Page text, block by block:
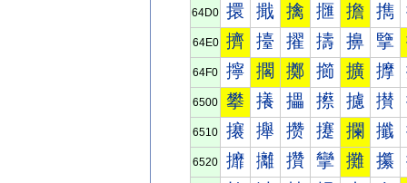
64D0 擐 擑 擒 擓 擔 擕
64E0 擠 擡 擢 擣 擤 擥
64F0 擰 擱 擲 擳 擴 擵
6500 攀 攁 攂 攃 攄 攅
6510 攐 攑 攒 攓 攔 攕
6520 攠 攡 攢 攣 攤 攥